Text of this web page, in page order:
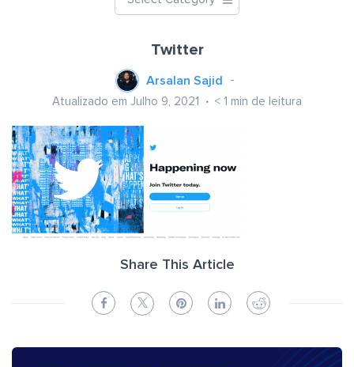
Twitter
Arsalan Sajid
Atualizado em Julho 9, 2021 < 1 min de leitura
Share This Article